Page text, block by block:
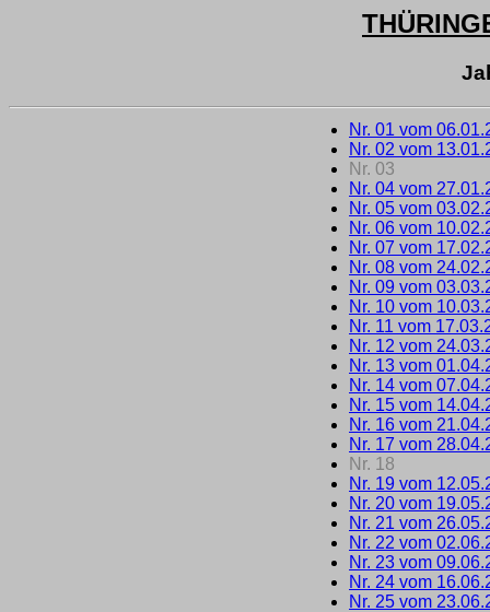
Nr. 01 vom
Nr. 02 vom
Nr. 03
Nr. 04 vom
Nr. 05 vom
Nr. 06 vom
Nr. 07 vom
Nr. 08 vom
Nr. 09 vom
Nr. 10 vom
Nr. 11 vom
Nr. 12 vom
Nr. 13 vom
Nr. 14 vom
Nr. 15 vom
Nr. 16 vom
Nr. 17 vom
Nr. 18
Nr. 19 vom
Nr. 20 vom
Nr. 21 vom
Nr. 22 vom
Nr. 23 vom
Nr. 24 vom
Nr. 25 vom